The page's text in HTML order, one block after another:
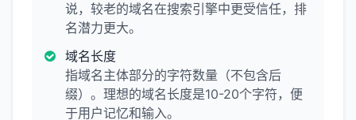
说，较老的域名在搜索引擎中更受信任，排
名潜力更大。
域名长度
指域名主体部分的字符数量（不包含后
缀）。理想的域名长度是10-20个字符，便
于用户记忆和输入。